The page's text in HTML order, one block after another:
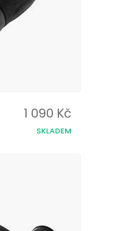
1 090 Kč
SKLADEM